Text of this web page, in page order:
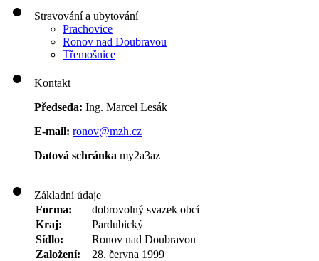
Stravování a ubytování
Prachovice
Ronov nad Doubravou
Třemošnice
Kontakt
Předseda: Ing. Marcel Lesák
E-mail: ronov@mzh.cz
Datová schránka my2a3az
Základní údaje
Forma:
dobrovolný svazek obcí
Kraj:
Pardubický
Sídlo:
Ronov nad Doubravou
Založení:
28. června 1999